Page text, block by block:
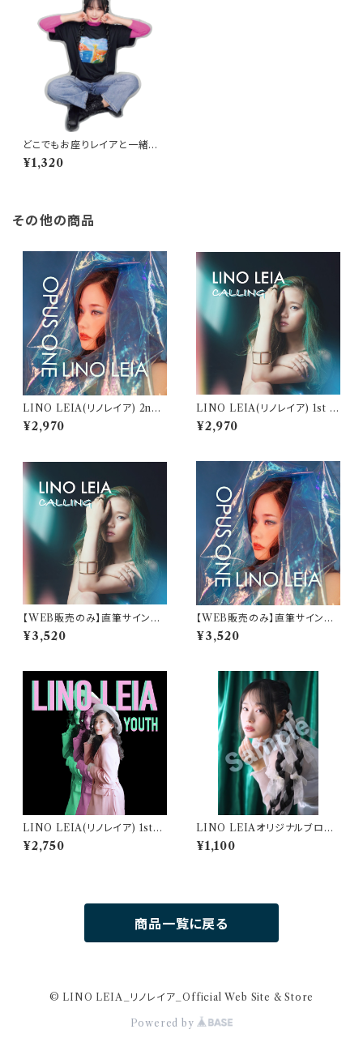
どこでもお座りレイアと一緒☆
オリジナルアクリルキーホルダ
ー
¥1,320
その他の商品
LINO LEIA(リノレイア) 2nd
Full Album "OPUS ONE"
(オーパスワン)
¥2,970
LINO LEIA(リノレイア) 1st F
ull Album "CALLING"(コー
リング) [リニューアルパッケージ
¥2,970
【WEB販売のみ】直筆サイン入
りブロマイド付 LINO LEIA(リ
ノレイア) 1st Full Album "CA
¥3,520
【WEB販売のみ】直筆サイン入
りオリジナルポストカード付 LI
NO LEIA(リノレイア) 2nd Ful
¥3,520
LINO LEIA(リノレイア) 1st
Mini Album "YOUTH" (ユ
ース) 【WEB限定特典あり】
¥2,750
LINO LEIAオリジナルブロマ
イド3枚セット【B】（L版）
¥1,100
商品一覧に戻る
© LINO LEIA_リノレイア_Official Web Site & Store
Powered by